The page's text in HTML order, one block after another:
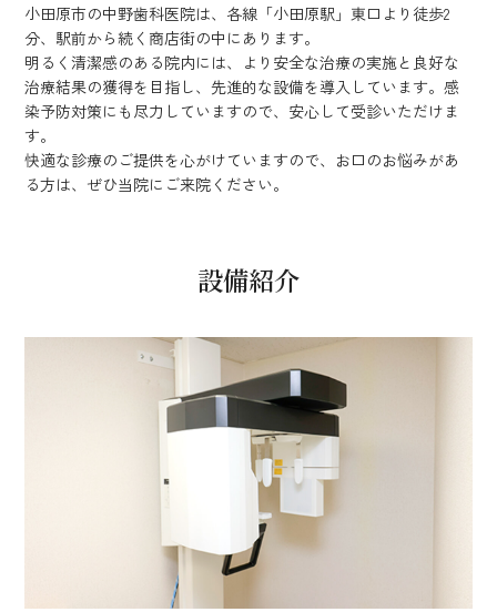
小田原市の中野歯科医院は、各線「小田原駅」東口より徒歩2
分、駅前から続く商店街の中にあります。
明るく清潔感のある院内には、より安全な治療の実施と良好な
治療結果の獲得を目指し、先進的な設備を導入しています。感
染予防対策にも尽力していますので、安心して受診いただけま
す。
快適な診療のご提供を心がけていますので、お口のお悩みがあ
る方は、ぜひ当院にご来院ください。
設備紹介